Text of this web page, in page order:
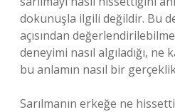
dokunuşla ilgili değildir. Bu
açısından
deneyimi nasıl algıladığı,
bu anlamın nasıl bir
Sarılmanın erkeğe ne